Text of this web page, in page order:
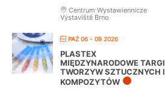
Centrum Wystawiennicze
Výstaviště Brno
PAŹ 06 - 09 2026
PLASTEX
MIĘDZYNARODOWE TARGI
TWORZYW SZTUCZNYCH I
KOMPOZYTÓW